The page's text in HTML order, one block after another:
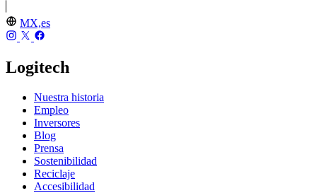
MX,es
Logitech
Nuestra historia
Empleo
Inversores
Blog
Prensa
Sostenibilidad
Reciclaje
Accesibilidad